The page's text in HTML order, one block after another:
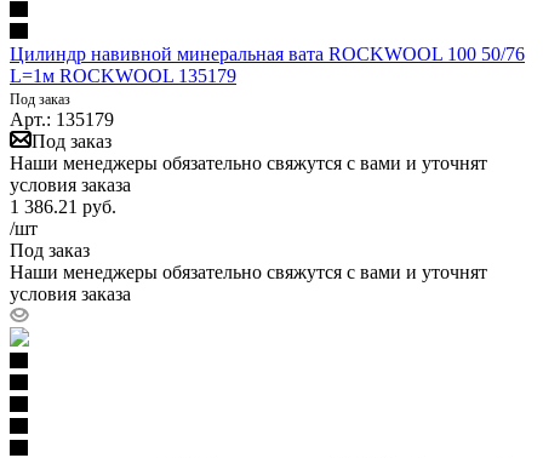
Цилиндр навивной минеральная вата ROCKWOOL 100 50/76
L=1м ROCKWOOL 135179
Под заказ
Арт.: 135179
Под заказ
Наши менеджеры обязательно свяжутся с вами и уточнят
условия заказа
1 386.21 руб.
/шт
Под заказ
Наши менеджеры обязательно свяжутся с вами и уточнят
условия заказа